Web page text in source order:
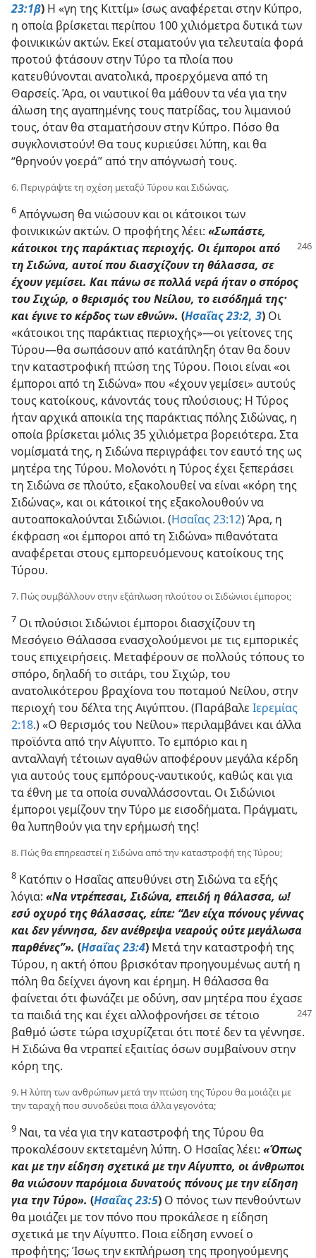
23:1β) Η «γη της Κιττίμ» ίσως αναφέρεται στην Κύπρο,
η οποία βρίσκεται περίπου 100 χιλιόμετρα δυτικά των
φοινικικών ακτών. Εκεί σταματούν για τελευταία φορά
προτού φτάσουν στην Τύρο τα πλοία που
κατευθύνονται ανατολικά, προερχόμενα από τη
Θαρσείς. Άρα, οι ναυτικοί θα μάθουν τα νέα για την
άλωση της αγαπημένης τους πατρίδας, του λιμανιού
τους, όταν θα σταματήσουν στην Κύπρο. Πόσο θα
συγκλονιστούν! Θα τους κυριεύσει λύπη, και θα
“θρηνούν γοερά” από την απόγνωσή τους.
6. Περιγράψτε τη σχέση μεταξύ Τύρου και Σιδώνας.
6 Απόγνωση θα νιώσουν και οι κάτοικοι των
φοινικικών ακτών. Ο προφήτης λέει: «Σωπάστε,
κάτοικοι της παράκτιαςπεριοχής. Οι έμποροι από
τη Σιδώνα, αυτοί που διασχίζουν τη θάλασσα, σε
έχουν γεμίσει. Και πάνω σε πολλά νερά ήταν ο σπόρος
του Σιχώρ, ο θερισμός του Νείλου, το εισόδημά της·
και έγινε το κέρδος των εθνών». (Ησαΐας 23:2, 3) Οι
«κάτοικοι της παράκτιας περιοχής»—οι γείτονες της
Τύρου—θα σωπάσουν από κατάπληξη όταν θα δουν
την καταστροφική πτώση της Τύρου. Ποιοι είναι «οι
έμποροι από τη Σιδώνα» που «έχουν γεμίσει» αυτούς
τους κατοίκους, κάνοντάς τους πλούσιους; Η Τύρος
ήταν αρχικά αποικία της παράκτιας πόλης Σιδώνας, η
οποία βρίσκεται μόλις 35 χιλιόμετρα βορειότερα. Στα
νομίσματά της, η Σιδώνα περιγράφει τον εαυτό της ως
μητέρα της Τύρου. Μολονότι η Τύρος έχει ξεπεράσει
τη Σιδώνα σε πλούτο, εξακολουθεί να είναι «κόρη της
Σιδώνας», και οι κάτοικοί της εξακολουθούν να
αυτοαποκαλούνται Σιδώνιοι. (Ησαΐας 23:12) Άρα, η
έκφραση «οι έμποροι από τη Σιδώνα» πιθανότατα
αναφέρεται στους εμπορευόμενους κατοίκους της
Τύρου.
7. Πώς συμβάλλουν στην εξάπλωση πλούτου οι Σιδώνιοι έμποροι;
7 Οι πλούσιοι Σιδώνιοι έμποροι διασχίζουν τη
Μεσόγειο Θάλασσα ενασχολούμενοι με τις εμπορικές
τους επιχειρήσεις. Μεταφέρουν σε πολλούς τόπους το
σπόρο, δηλαδή το σιτάρι, του Σιχώρ, του
ανατολικότερου βραχίονα του ποταμού Νείλου, στην
περιοχή του δέλτα της Αιγύπτου. (Παράβαλε Ιερεμίας
2:18.) «Ο θερισμός του Νείλου» περιλαμβάνει και άλλα
προϊόντα από την Αίγυπτο. Το εμπόριο και η
ανταλλαγή τέτοιων αγαθών αποφέρουν μεγάλα κέρδη
για αυτούς τους εμπόρους-ναυτικούς, καθώς και για
τα έθνη με τα οποία συναλλάσσονται. Οι Σιδώνιοι
έμποροι γεμίζουν την Τύρο με εισοδήματα. Πράγματι,
θα λυπηθούν για την ερήμωσή της!
8. Πώς θα επηρεαστεί η Σιδώνα από την καταστροφή της Τύρου;
8 Κατόπιν ο Ησαΐας απευθύνει στη Σιδώνα τα εξής
λόγια: «Να ντρέπεσαι, Σιδώνα, επειδή η θάλασσα, ω!
εσύ οχυρό της θάλασσας, είπε: “Δεν είχα πόνους γέννας
και δεν γέννησα, δεν ανέθρεψα νεαρούς ούτε μεγάλωσα
παρθένες”». (Ησαΐας 23:4) Μετά την καταστροφή της
Τύρου, η ακτή όπου βρισκόταν προηγουμένως αυτή η
πόλη θα δείχνει άγονη και έρημη. Η θάλασσα θα
φαίνεται ότι φωνάζει με οδύνη, σαν μητέρα που έχασε
τα παιδιά της και έχει αλλοφρονήσει σε τέτοιο
βαθμό ώστε τώρα ισχυρίζεται ότι ποτέ δεν τα γέννησε.
Η Σιδώνα θα ντραπεί εξαιτίας όσων συμβαίνουν στην
κόρη της.
9. Η λύπη των ανθρώπων μετά την πτώση της Τύρου θα μοιάζει με
την ταραχή που συνοδεύει ποια άλλα γεγονότα;
9 Ναι, τα νέα για την καταστροφή της Τύρου θα
προκαλέσουν εκτεταμένη λύπη. Ο Ησαΐας λέει: «Όπως
και με την είδηση σχετικά με την Αίγυπτο, οι άνθρωποι
θα νιώσουν παρόμοια δυνατούς πόνους με την είδηση
για την Τύρο». (Ησαΐας 23:5) Ο πόνος των πενθούντων
θα μοιάζει με τον πόνο που προκάλεσε η είδηση
σχετικά με την Αίγυπτο. Ποια είδηση εννοεί ο
προφήτης; Ίσως την εκπλήρωση της προηγούμενης